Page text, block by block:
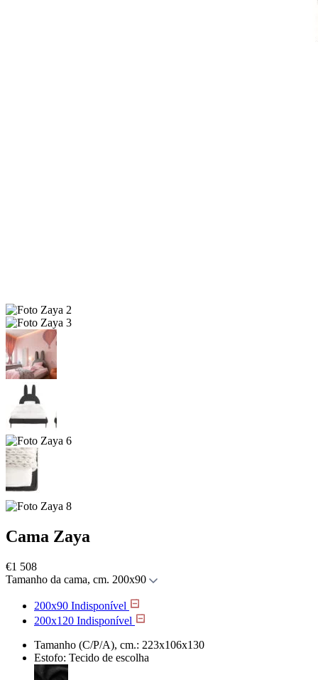
Cama Zaya
€1 508
Tamanho da cama, cm. 200x90
200x90 Indisponível
200x120 Indisponível
Tamanho (C/P/A), cm.: 223x106x130
Estofo: Tecido de escolha